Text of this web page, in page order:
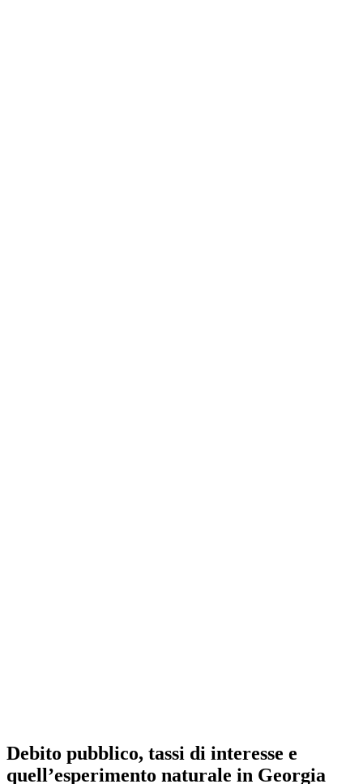
Debito pubblico, tassi di interesse e
quell’esperimento naturale in Georgia